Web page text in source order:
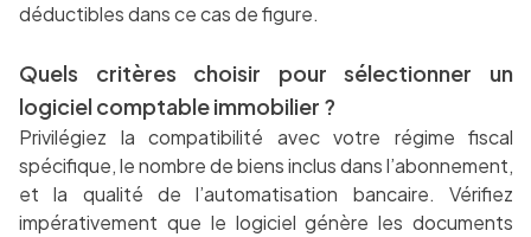
déductibles dans ce cas de figure.
Quels critères choisir pour sélectionner un
logiciel comptable immobilier ?
Privilégiez la compatibilité avec votre régime fiscal
spécifique, le nombre de biens inclus dans l’abonnement,
et la qualité de l’automatisation bancaire. Vérifiez
impérativement que le logiciel génère les documents